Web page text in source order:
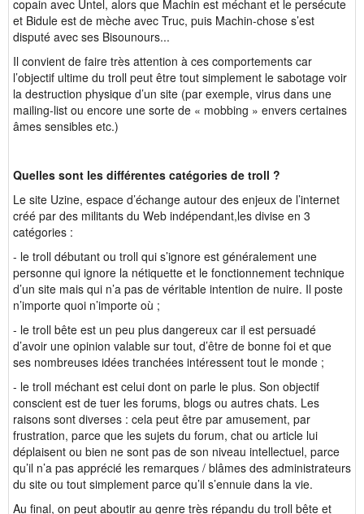
copain avec Untel, alors que Machin est méchant et le persécute
et Bidule est de mèche avec Truc, puis Machin-chose s’est
disputé avec ses Bisounours...
Il convient de faire très attention à ces comportements car
l’objectif ultime du troll peut être tout simplement le sabotage voir
la destruction physique d’un site (par exemple, virus dans une
mailing-list ou encore une sorte de « mobbing » envers certaines
âmes sensibles etc.)
Quelles sont les différentes catégories de troll ?
Le site Uzine, espace d’échange autour des enjeux de l’internet
créé par des militants du Web indépendant,les divise en 3
catégories :
- le troll débutant ou troll qui s’ignore est généralement une
personne qui ignore la nétiquette et le fonctionnement technique
d’un site mais qui n’a pas de véritable intention de nuire. Il poste
n’importe quoi n’importe où ;
- le troll bête est un peu plus dangereux car il est persuadé
d’avoir une opinion valable sur tout, d’être de bonne foi et que
ses nombreuses idées tranchées intéressent tout le monde ;
- le troll méchant est celui dont on parle le plus. Son objectif
conscient est de tuer les forums, blogs ou autres chats. Les
raisons sont diverses : cela peut être par amusement, par
frustration, parce que les sujets du forum, chat ou article lui
déplaisent ou bien ne sont pas de son niveau intellectuel, parce
qu’il n’a pas apprécié les remarques / blâmes des administrateurs
du site ou tout simplement parce qu’il s’ennuie dans la vie.
Au final, on peut aboutir au genre très répandu du troll bête et